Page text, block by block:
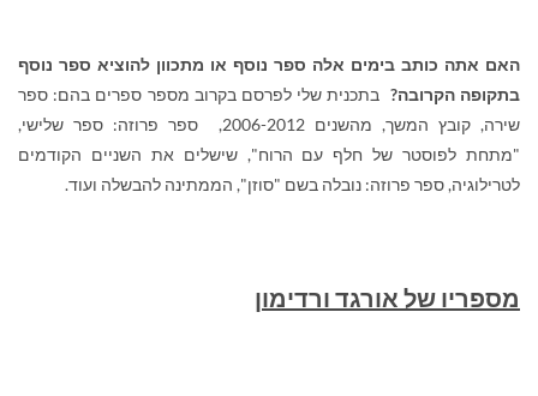
האם אתה כותב בימים אלה ספר נוסף או מתכוון להוציא ספר נוסף
בתקופה הקרובה? בתכנית שלי לפרסם בקרוב מספר ספרים בהם: ספר
שירה, קובץ המשך, מהשנים 2006-2012, ספר פרוזה: ספר שלישי,
"מתחת לפוסטר של חלף עם הרוח", שישלים את השניים הקודמים
לטרילוגיה, ספר פרוזה: נובלה בשם "סוזן", הממתינה להבשלה ועוד.
מספריו של אורגד ורדימון